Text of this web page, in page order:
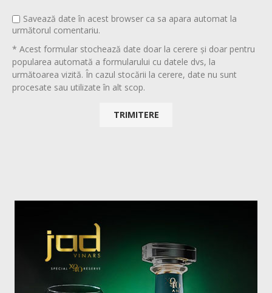
Savează date în acest browser ca sa apara automat la
următorul comentariu.
* Acest formular stochează date doar la cerere și doar pentru
popularea automată a formularului cu datele dvs, la
următoarea vizită. În cazul stocării la cerere, date nu sunt
procesate sau utilizate în alt scop.